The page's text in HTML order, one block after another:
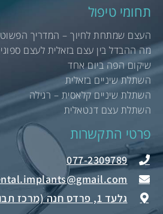
תחומי טיפול
העצם שמתחת לחיוך – המדריך
מה ההבדל בין עצם בזאלית לעצם
שיקום הפה ביום אחד
השתלת שיניים בזאלית
השתלת שיניים קלאסית – רגילה
השתלת עצם דנטאלית
פרטי התקשרות
077-2309789
גלעד 1, פרדס חנה (מרכז תבורי קומה1)